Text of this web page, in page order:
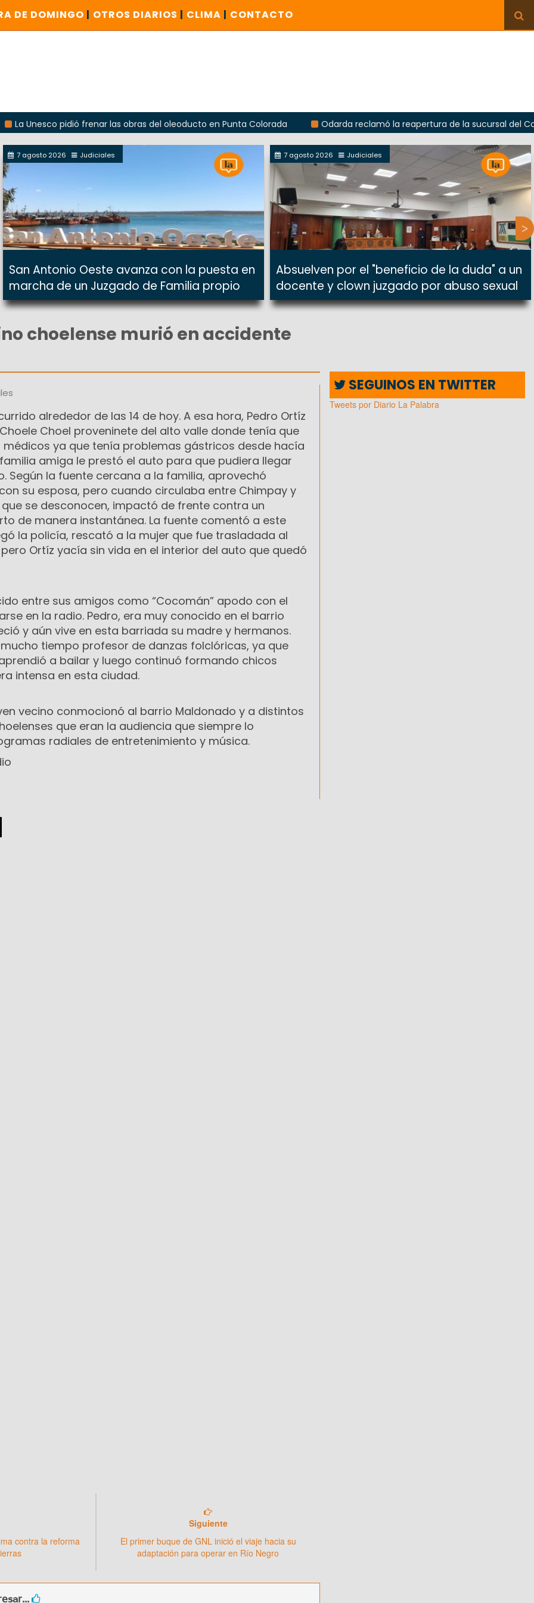
DE DOMINGO | OTROS DIARIOS | CLIMA | CONTACTO
Unesco pidió frenar las obras del oleoducto en Punta Colorada
Odarda reclamó la reapertura de la sucursal del Correo
7 agosto 2026 Judiciales
San Antonio Oeste avanza con la puesta en
marcha de un Juzgado de Familia propio
7 agosto 2026 Judiciales
Absuelven por el "beneficio de la duda" a un
docente y clown juzgado por abuso sexual
choelense murió en accidente
alrededor de las 14 de hoy. A esa hora, Pedro Ortíz
Choel proveninete del alto valle donde tenía que
médicos ya que tenía problemas gástricos desde hacía
amiga le prestó el auto para que pudiera llegar
Según la fuente cercana a la familia, aprovechó
su esposa, pero cuando circulaba entre Chimpay y
se desconocen, impactó de frente contra un
de manera instantánea. La fuente comentó a este
la policía, rescató a la mujer que fue trasladada al
Ortíz yacía sin vida en el interior del auto que quedó
entre sus amigos como “Cocomán” apodo con el
en la radio. Pedro, era muy conocido en el barrio
y aún vive en esta barriada su madre y hermanos.
tiempo profesor de danzas folclóricas, ya que
a bailar y luego continuó formando chicos
intensa en esta ciudad.
vecino conmocionó al barrio Maldonado y a distintos
que eran la audiencia que siempre lo
radiales de entretenimiento y música.
contra la reforma
Siguiente
El primer buque de GNL inició el viaje hacia su
adaptación para operar en Río Negro
SEGUINOS EN TWITTER
Tweets por Diario La Palabra